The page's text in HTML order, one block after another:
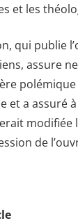
et les
qui publie
assure
polémique
et a assuré à
modifiée
de